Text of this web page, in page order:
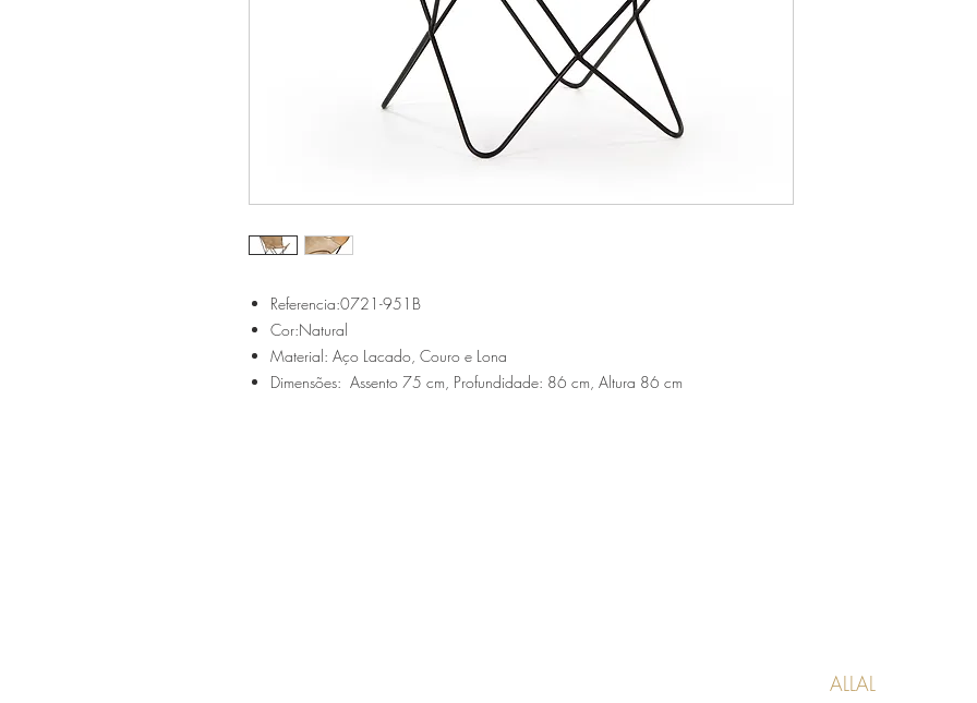
Referencia:0721-951B
Cor:Natural
Material: Aço Lacado, Couro e Lona
Dimensões: Assento 75 cm, Profundidade: 86 cm, Altura 86 cm
ALLAL